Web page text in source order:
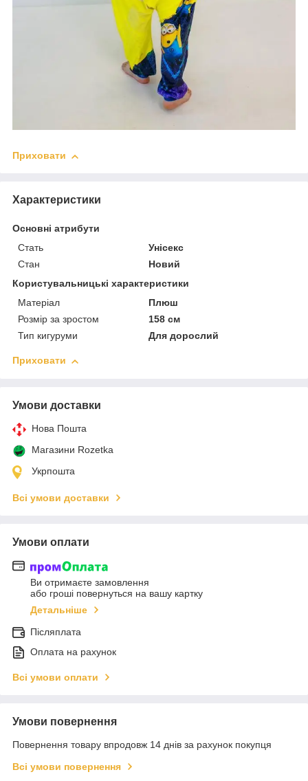
Приховати
Характеристики
Основні атрибути
Стать
Унісекс
Стан
Новий
Користувальницькі характеристики
Матеріал
Плюш
Розмір за зростом
158 см
Тип кигуруми
Для дорослий
Приховати
Умови доставки
Нова Пошта
Магазини Rozetka
Укрпошта
Всі умови доставки
Умови оплати
Ви отримаєте замовлення
або гроші повернуться на вашу картку
Детальніше
Післяплата
Оплата на рахунок
Всі умови оплати
Умови повернення
Повернення товару впродовж 14 днів за рахунок покупця
Всі умови повернення